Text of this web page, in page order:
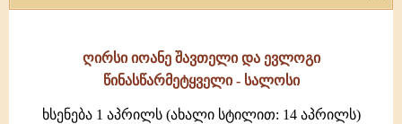
ღირსი იოანე შავთელი და ევლოგი
წინასწარმეტყველი - სალოსი
ხსენება 1 აპრილს (ახალი სტილით: 14 აპრილს)